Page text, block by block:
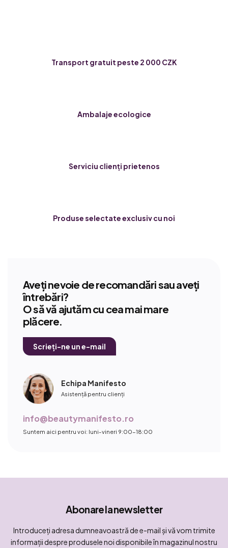
Transport gratuit peste 2 000 CZK
Ambalaje ecologice
Serviciu clienți prietenos
Produse selectate exclusiv cu noi
Aveți nevoie de recomandări sau aveți
întrebări?
O să vă ajutăm cu cea mai mare
plăcere.
Scrieți-ne un e-mail
Echipa Manifesto
Asistență pentru clienți
info@beautymanifesto.ro
Suntem aici pentru voi: luni-vineri 9:00-18:00
Abonare la newsletter
Introduceţi adresa dumneavoastră de e-mail şi vă vom trimite
informaţii despre produsele noi disponibile în magazinul nostru